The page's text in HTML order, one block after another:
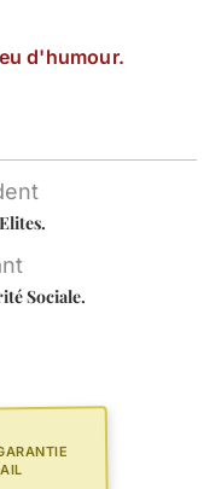
d'humour.
Sociale.